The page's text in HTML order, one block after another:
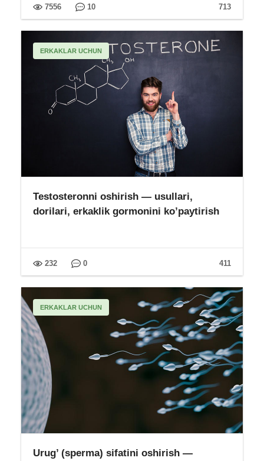
713
7556 10
ERKAKLAR UCHUN
Testosteronni oshirish — usullari,
dorilari, erkaklik gormonini ko’paytirish
411
232 0
ERKAKLAR UCHUN
Urug’ (sperma) sifatini oshirish —